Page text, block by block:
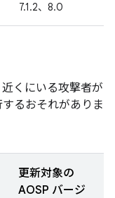
7.1.2、8.0
くにいる攻撃者が
るおそれがありま
更新対象の
AOSP バージ